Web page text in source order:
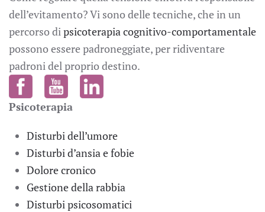
dell’evitamento? Vi sono delle tecniche, che in un
percorso dipsicoterapia cognitivo-comportamentale
possono essere padroneggiate, per ridiventare
padroni del proprio destino.
Psicoterapia
Disturbi dell’umore
Disturbi d’ansia e fobie
Dolore cronico
Gestione della rabbia
Disturbi psicosomatici